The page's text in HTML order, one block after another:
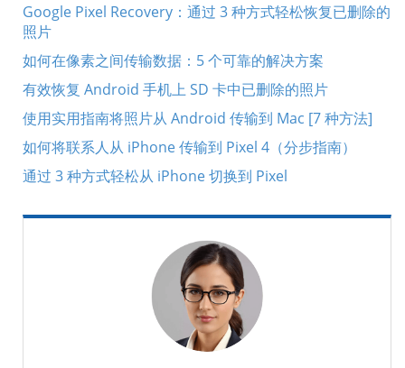
Google Pixel Recovery：通过 3 种方式轻松恢复已删除的
照片
如何在像素之间传输数据：5 个可靠的解决方案
有效恢复 Android 手机上 SD 卡中已删除的照片
使用实用指南将照片从 Android 传输到 Mac [7 种方法]
如何将联系人从 iPhone 传输到 Pixel 4（分步指南）
通过 3 种方式轻松从 iPhone 切换到 Pixel